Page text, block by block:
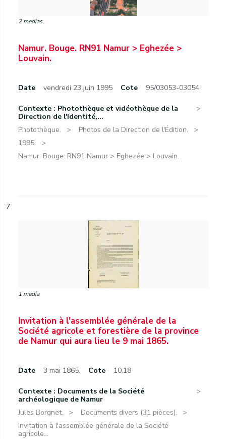
2 medias
Namur. Bouge. RN91 Namur > Eghezée >
Louvain.
Date vendredi 23 juin 1995 Cote 95/03053-03054
Contexte : Photothèque et vidéothèque de la
Direction de l'Identité,...
Photothèque.
Photos de la Direction de l'Édition.
1995.
Namur. Bouge. RN91 Namur > Eghezée > Louvain.
7
1 media
Invitation à l'assemblée générale de la
Société agricole et forestière de la province
de Namur qui aura lieu le 9 mai 1865.
Date 3 mai 1865. Cote 10.18
Contexte : Documents de la Société
archéologique de Namur
Jules Borgnet.
Documents divers (31 pièces).
Invitation à l'assemblée générale de la Société
agricole...